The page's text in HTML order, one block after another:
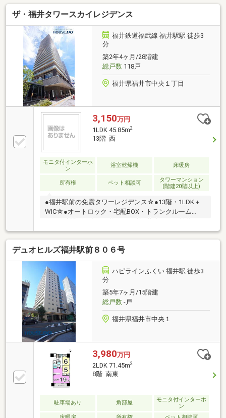
／共用部分インフォメーション エレベーター2基
設置 テレビモニター付きオートロック エント
ランスロビーにソファーを設置 不在時に便利な宅
配ボックス ７階部分に集会室あり マンション
1階部分に病院や薬局などの医療施設がございます。
ザ・福井タワースカイレジデンス
福井鉄道福武線 福井駅駅 徒歩3
分
築2年4ヶ月/28階建
総戸数118戸
福井県福井市中央１丁目
3,150万円
1LDK 45.85m2
13階 西
モニタ付インターホ
ン
浴室乾燥機 床暖房
所有権 ペット相談可
タワーマンション
(階建20階以上)
●福井駅前の免震タワーレジデンス☆●13階・1LDK＋
WIC☆●オートロック・宅配BOX・トランクルーム
☆●24時間ゴミ出し可能☆●西武福井店まで距離約100
ｍ（徒歩約2分）☆●ハピリンまで距離約160ｍ（徒歩
約2分）☆●福井中央郵便局まで距離約160m（徒歩約2
分）☆●ファミリーマート 福井駅前店まで距離約180
ｍ（徒歩約2分）☆●福井銀行福井市役所支店まで距離
約350ｍ（徒歩約5分）☆●セブンイレブン福井大手3丁
目店まで距離約350ｍ（徒歩約6分）☆●AOSSA (アオ
ッサ)まで距離約520ｍ（徒歩約7分）☆●岩井病院まで
距離約850ｍ（車で約4分）☆
デュオヒルズ福井駅前８０６号
ハピラインふくい 福井駅 徒歩3
分
築5年7ヶ月/15階建
総戸数-戸
福井県福井市中央１
3,980万円
2LDK 71.45m2
8階 南東
駐車場あり 角部屋
モニタ付インターホ
ン